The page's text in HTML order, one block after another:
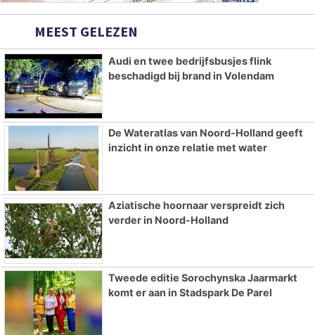
MEEST GELEZEN
Audi en twee bedrijfsbusjes flink
beschadigd bij brand in Volendam
De Wateratlas van Noord-Holland geeft
inzicht in onze relatie met water
Aziatische hoornaar verspreidt zich
verder in Noord-Holland
Tweede editie Sorochynska Jaarmarkt
komt er aan in Stadspark De Parel